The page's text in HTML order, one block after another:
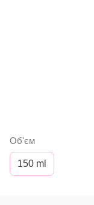
Об'єм
150 ml